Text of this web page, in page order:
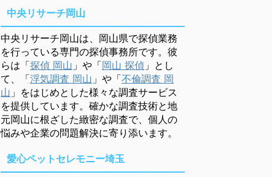
中央リサーチ岡山
中央リサーチ岡山は、岡山県で探偵業務
を行っている専門の探偵事務所です。彼
らは「探偵 岡山 」や「岡山 探偵 」とし
て、「浮気調査 岡山 」や「不倫調査 岡
山 」をはじめとした様々な調査サービス
を提供しています。確かな調査技術と地
元岡山に根ざした緻密な調査で、個人の
悩みや企業の問題解決に寄り添います。
愛心ペットセレモニー埼玉